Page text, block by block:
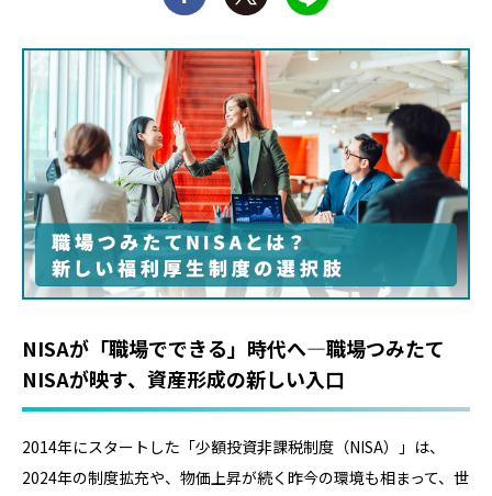
NISAが「職場でできる」時代へ―職場つみたて
NISAが映す、資産形成の新しい入口
2014年にスタートした「少額投資非課税制度（NISA）」は、
2024年の制度拡充や、物価上昇が続く昨今の環境も相まって、世